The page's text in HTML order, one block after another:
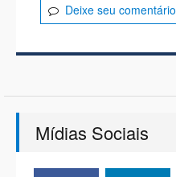
Deixe seu comentário
Mídias Sociais